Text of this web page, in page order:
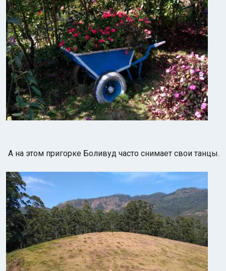
А на этом пригорке Боливуд часто снимает свои танцы.